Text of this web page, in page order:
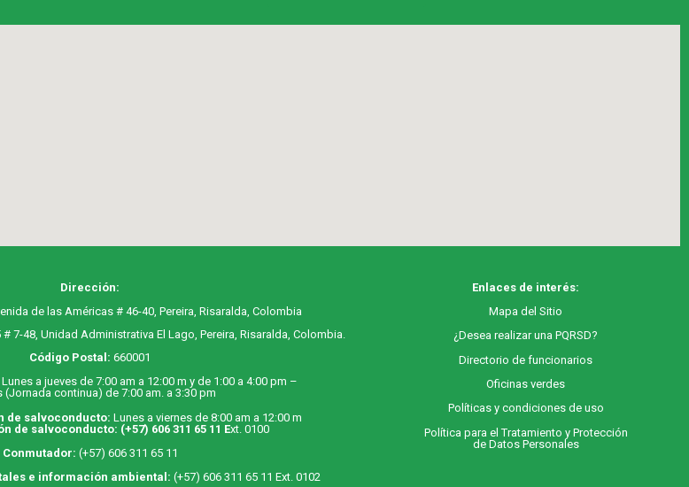
Dirección:
de las Américas # 46-40, Pereira, Risaralda, Colombia
7-48, Unidad Administrativa El Lago, Pereira, Risaralda, Colombia.
Código Postal: 660001
Lunes a jueves de 7:00 am a 12:00 m y de 1:00 a 4:00 pm –
(Jornada continua) de 7:00 am. a 3:30 pm
de salvoconducto:Lunes a viernes de 8:00 am a 12:00 m
de salvoconducto: (+57) 606 311 65 11 Ext. 0100
Conmutador: (+57) 606 311 65 11
e información ambiental: (+57) 606 311 65 11 Ext. 0102
Enlaces de interés:
Mapa del Sitio
¿Desea realizar una PQRSD?
Directorio de funcionarios
Oficinas verdes
Políticas y condiciones de uso
Política para el Tratamiento y Protección
de Datos Personales